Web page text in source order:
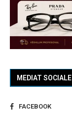
MEDIAT SOCIALE
FACEBOOK